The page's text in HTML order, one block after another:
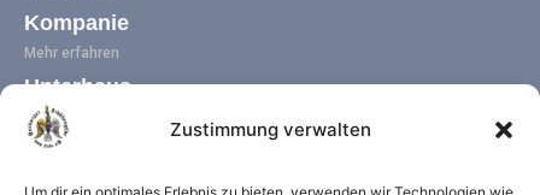
Zustimmung verwalten
Kompanie
Mehr erfahren
Unterhaus
Mehr erfahren
Fahnen